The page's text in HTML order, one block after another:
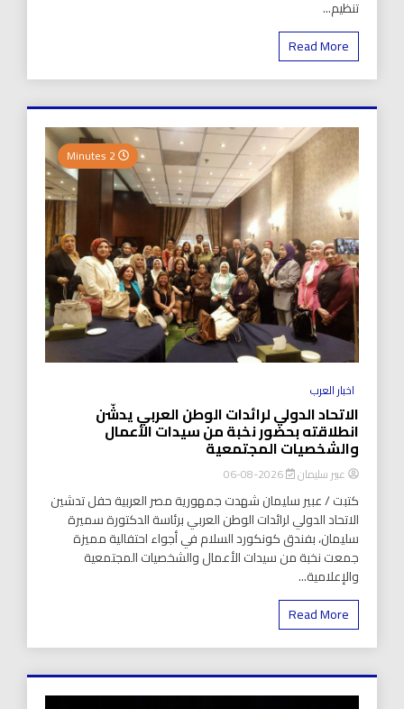
تنظيم...
Read More
اخبار العرب
الاتحاد الدولي لرائدات الوطن العربي يدشّن
انطلاقته بحضور نخبة من سيدات الأعمال
والشخصيات المجتمعية
عبير سليمان 2026-08-06
كتبت / عبير سليمان شهدت جمهورية مصر العربية حفل تدشين
الاتحاد الدولي لرائدات الوطن العربي برئاسة الدكتورة سميرة
سليمان، بفندق كونكورد السلام في أجواء احتفالية مميزة
جمعت نخبة من سيدات الأعمال والشخصيات المجتمعية
والإعلامية...
Read More